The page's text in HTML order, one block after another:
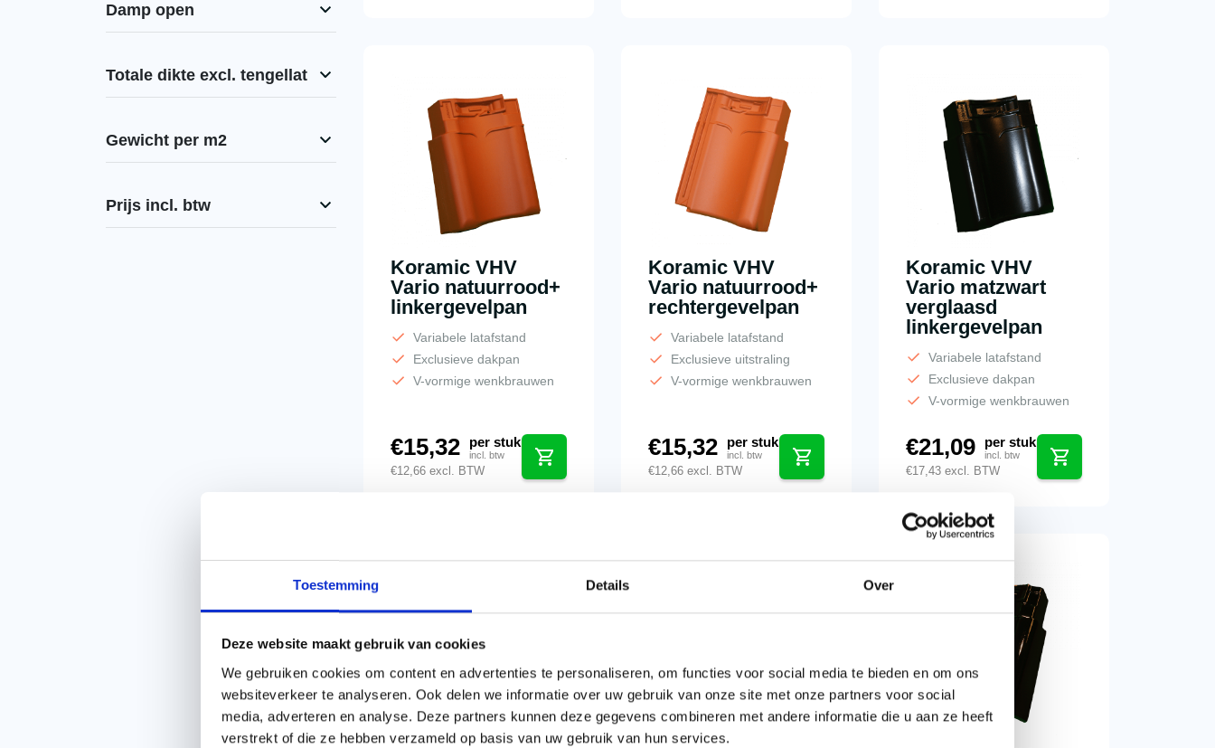
Toestemming Details Over
Deze website maakt gebruik van cookies
We gebruiken cookies om content en advertenties te personaliseren, om functies voor social media te bieden en om ons
websiteverkeer te analyseren. Ook delen we informatie over uw gebruik van onze site met onze partners voor social
media, adverteren en analyse. Deze partners kunnen deze gegevens combineren met andere informatie die u aan ze heeft
verstrekt of die ze hebben verzameld op basis van uw gebruik van hun services.
Damp open
Totale dikte excl. tengellat
Gewicht per m2
Prijs incl. btw
Koramic VHV
Vario natuurrood+
linkergevelpan
Variabele latafstand
Exclusieve dakpan
V-vormige wenkbrauwen
€15,32 per stuk
incl. btw
€12,66 excl. BTW
Koramic VHV
Vario natuurrood+
rechtergevelpan
Variabele latafstand
Exclusieve uitstraling
V-vormige wenkbrauwen
€15,32 per stuk
incl. btw
€12,66excl. BTW
Koramic VHV
Vario matzwart
verglaasd
linkergevelpan
Variabele latafstand
Exclusieve dakpan
V-vormige wenkbrauwen
€21,09 per stuk
incl. btw
€17,43excl. BTW